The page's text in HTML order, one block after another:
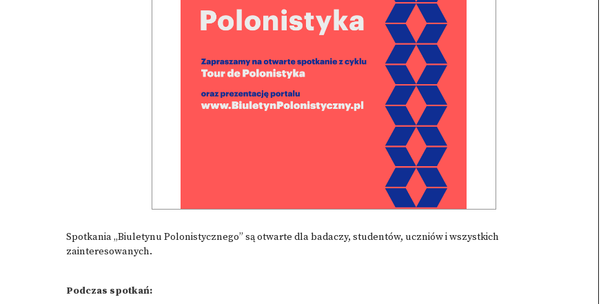
Spotkania „Biuletynu Polonistycznego” są otwarte dla badaczy, studentów, uczniów i wszystkich
zainteresowanych.
Podczas spotkań: